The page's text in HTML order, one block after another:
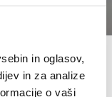
in oglasov,
in za analize
o vaši